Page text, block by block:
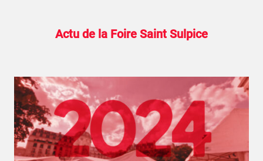
Actu de la Foire Saint Sulpice